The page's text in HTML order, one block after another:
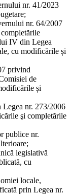
nr. 41/2023
nr. 64/2007
IV din Legea
cu modificările și
privind
de
și
nr. 273/2006
şi completările
publice nr.
legislativă
cu
locale,
prin Legea nr.